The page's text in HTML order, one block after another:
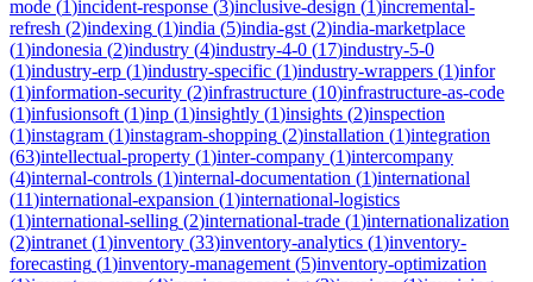
mode (1)incident-response (3)inclusive-design (1)incremental-
refresh (2)indexing (1)india (5)india-gst (2)india-marketplace
(1)indonesia (2)industry (4)industry-4-0 (17)industry-5-0
(1)industry-erp (1)industry-specific (1)industry-wrappers (1)infor
(1)information-security (2)infrastructure (10)infrastructure-as-code
(1)infusionsoft (1)inp (1)insightly (1)insights (2)inspection
(1)instagram (1)instagram-shopping (2)installation (1)integration
(63)intellectual-property (1)inter-company (1)intercompany
(4)internal-controls (1)internal-documentation (1)international
(11)international-expansion (1)international-logistics
(1)international-selling (2)international-trade (1)internationalization
(2)intranet (1)inventory (33)inventory-analytics (1)inventory-
forecasting (1)inventory-management (5)inventory-optimization